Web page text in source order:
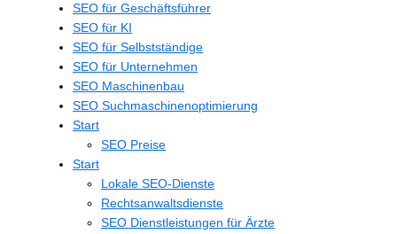
SEO für Geschäftsführer
SEO für KI
SEO für Selbstständige
SEO für Unternehmen
SEO Maschinenbau
SEO Suchmaschinenoptimierung
Start
SEO Preise
Start
Lokale SEO-Dienste
Rechtsanwaltsdienste
SEO Dienstleistungen für Ärzte